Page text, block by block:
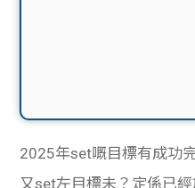
2025年set嘅目標有成功
又set左目標未？定係已